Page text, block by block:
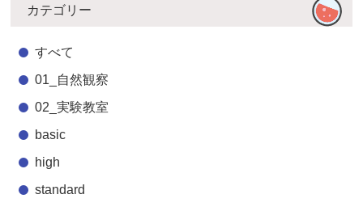
カテゴリー
すべて
01_自然観察
02_実験教室
basic
high
standard